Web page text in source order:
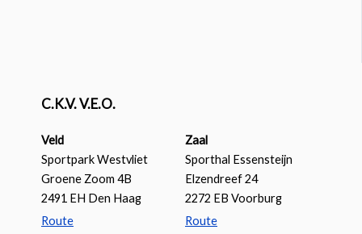
C.K.V. V.E.O.
Veld
Sportpark Westvliet
Groene Zoom 4B
2491 EH Den Haag
Zaal
Sporthal Essensteijn
Elzendreef 24
2272 EB Voorburg
Route
Route